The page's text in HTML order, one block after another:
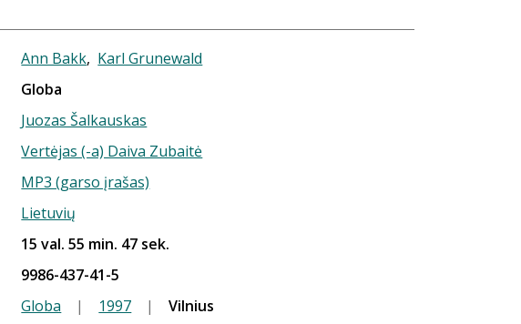
Ann Bakk, Karl Grunewald
Globa
Juozas Šalkauskas
Vertėjas (-a) Daiva Zubaitė
MP3 (garso įrašas)
Lietuvių
15 val. 55 min. 47 sek.
9986-437-41-5
Globa | 1997 |
Vilnius